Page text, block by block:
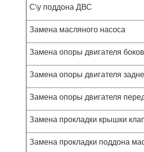
С\у поддона ДВС
Замена масляного насоса
Замена опоры двигателя
Замена опоры двигателя
Замена опоры двигателя
Замена прокладки крышки
Замена прокладки поддона